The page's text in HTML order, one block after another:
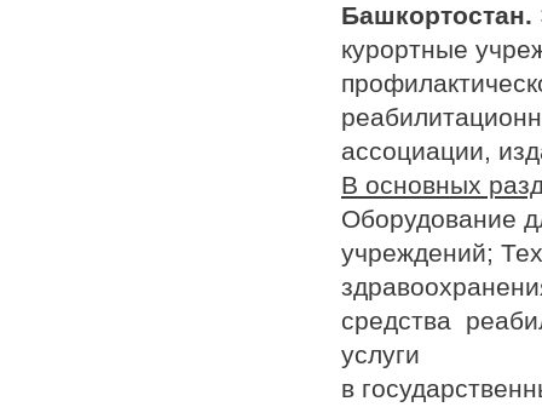
Башкортостан.
курортные
ассоциации,
В основных
Оборудование
учреждений;
средства
услуги
в